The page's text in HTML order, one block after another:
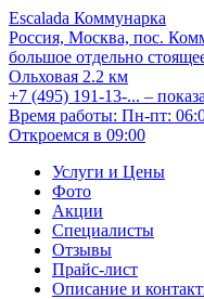
Escalada Коммунарка
Россия, Москва, пос.
большое отдельно
Ольховая 2.2 км
+7 (495) 191-13-... –
Время работы: Пн-пт:
Откроемся в 09:00
Услуги и Цены
Фото
Акции
Специалисты
Отзывы
Прайс-лист
Описание и